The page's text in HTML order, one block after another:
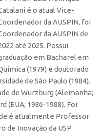
é o atual Vice-
da AUSPIN, foi
da AUSPIN de
até 2025. Possui
em Bacharel em
(1979) e doutorado
de São Paulo (1984).
de Wurzburg (Alemanha;
(EUA; 1986-1988). Foi
é atualmente Professor
de Inovação da USP